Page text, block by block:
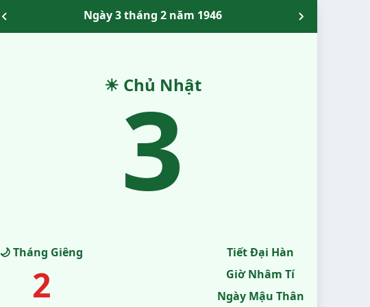
Ngày 3 tháng 2 năm 1946
☀ Chủ Nhật
3
🌙 Tháng Giêng
2
Tiết Đại Hàn
Giờ Nhâm Tí
Ngày Mậu Thân